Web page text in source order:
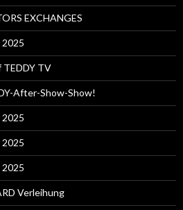
EXCHANGES
2025
TV
After-Show-Show!
2025
2025
2025
Verleihung